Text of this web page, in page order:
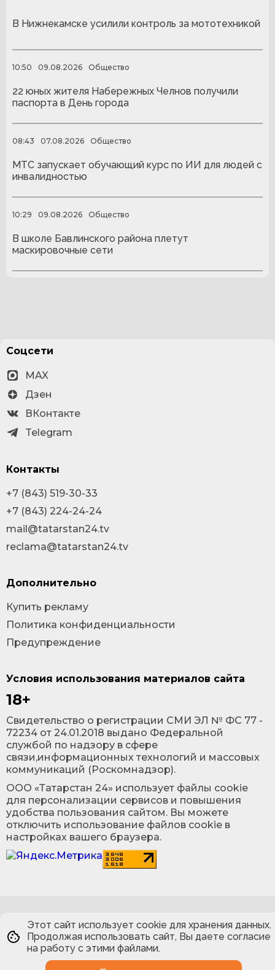
В Нижнекамске усилили контроль за мототехникой
10:50 09.08.2026 Общество
22 юных жителя Набережных Челнов получили
паспорта в День города
08:43 07.08.2026 Общество
МТС запускает обучающий курс по ИИ для людей с
инвалидностью
10:29 09.08.2026 Общество
В школе Бавлинского района плетут
маскировочные сети
Условия использования материалов сайта
18+
Cвидетельство о регистрации СМИ ЭЛ № ФС 77 -
72234 от 24.01.2018 выдано Федеральной
службой по надзору в сфере
связи,информационных технологий и массовых
коммуникаций (Роскомнадзор).
ООО «Татарстан 24» использует файлы cookie
для персонализации сервисов и повышения
удобства пользования сайтом. Вы можете
отключить использование файлов cookie в
настройках вашего браузера.
Соцсети
MAX
Дзен
ВКонтакте
Telegram
Контакты
+7 (843) 519-30-33
+7 (843) 224-24-24
mail@tatarstan24.tv
reclama@tatarstan24.tv
Дополнительно
Купить рекламу
Политика конфиденциальности
Предупреждение
Этот сайт использует cookie для хранения данных.
Продолжая использовать сайт, Вы даете согласие
на работу с этими файлами.